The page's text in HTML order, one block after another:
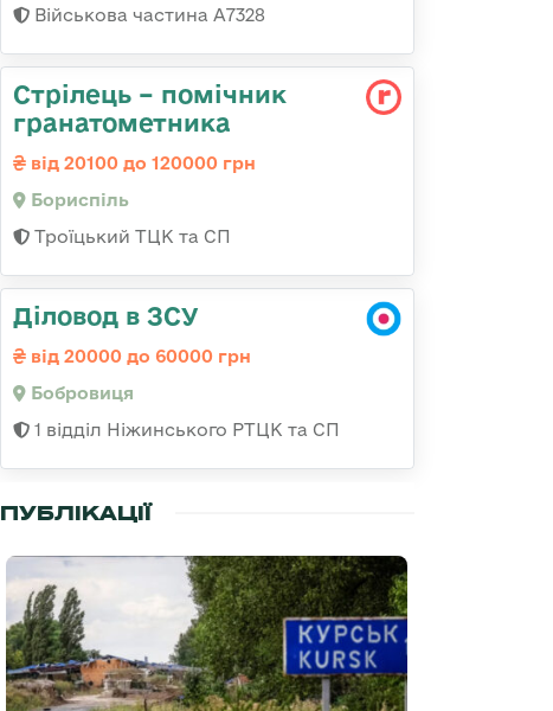
Військова частина А7328
Стрілець – помічник
гранатометника
від 20100 до 120000 грн
Бориспіль
Троїцький ТЦК та СП
Діловод в ЗСУ
від 20000 до 60000 грн
Бобровиця
1 відділ Ніжинського РТЦК та СП
ПУБЛІКАЦІЇ